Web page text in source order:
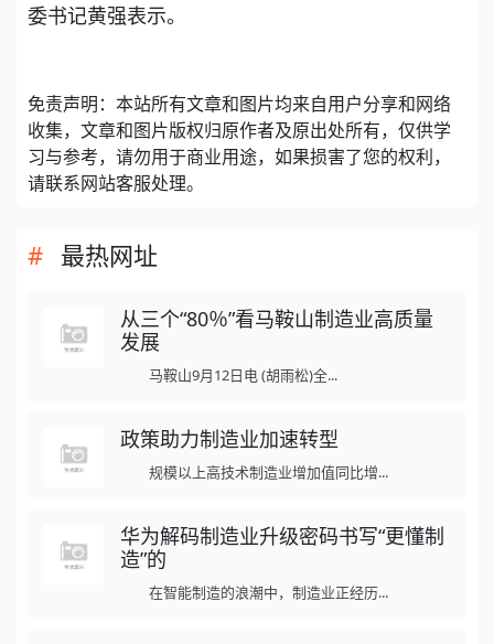
委书记黄强表示。
免责声明：本站所有文章和图片均来自用户分享和网络
收集，文章和图片版权归原作者及原出处所有，仅供学
习与参考，请勿用于商业用途，如果损害了您的权利，
请联系网站客服处理。
最热网址
从三个“80％”看马鞍山制造业高质量
发展
马鞍山9月12日电 (胡雨松)全...
政策助力制造业加速转型
规模以上高技术制造业增加值同比增...
华为解码制造业升级密码书写“更懂制
造”的
在智能制造的浪潮中，制造业正经历...